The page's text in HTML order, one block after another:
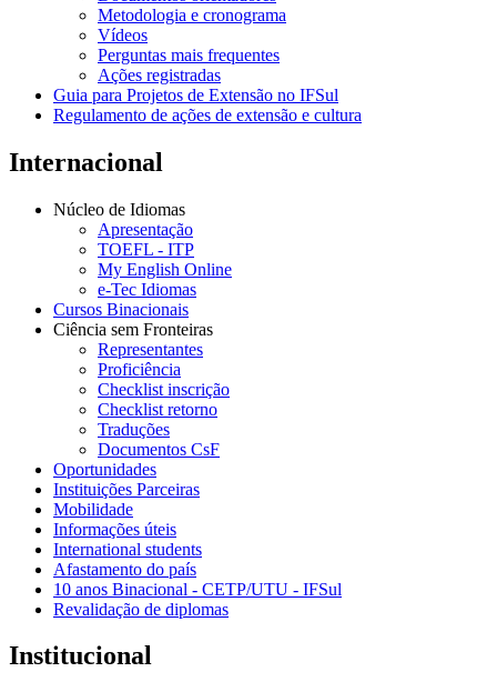
Metodologia e cronograma
Vídeos
Perguntas mais frequentes
Ações registradas
Guia para Projetos de Extensão no IFSul
Regulamento de ações de extensão e cultura
Internacional
Núcleo de Idiomas
Apresentação
TOEFL - ITP
My English Online
e-Tec Idiomas
Cursos Binacionais
Ciência sem Fronteiras
Representantes
Proficiência
Checklist inscrição
Checklist retorno
Traduções
Documentos CsF
Oportunidades
Instituições Parceiras
Mobilidade
Informações úteis
International students
Afastamento do país
10 anos Binacional - CETP/UTU - IFSul
Revalidação de diplomas
Institucional